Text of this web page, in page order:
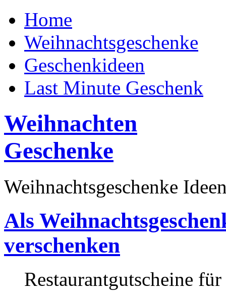
Home
Weihnachtsgeschenke
Geschenkideen
Last Minute Geschenk
Weihnachten
Geschenke
Weihnachtsgeschenke
Als
verschenken
Restaurantgutscheine